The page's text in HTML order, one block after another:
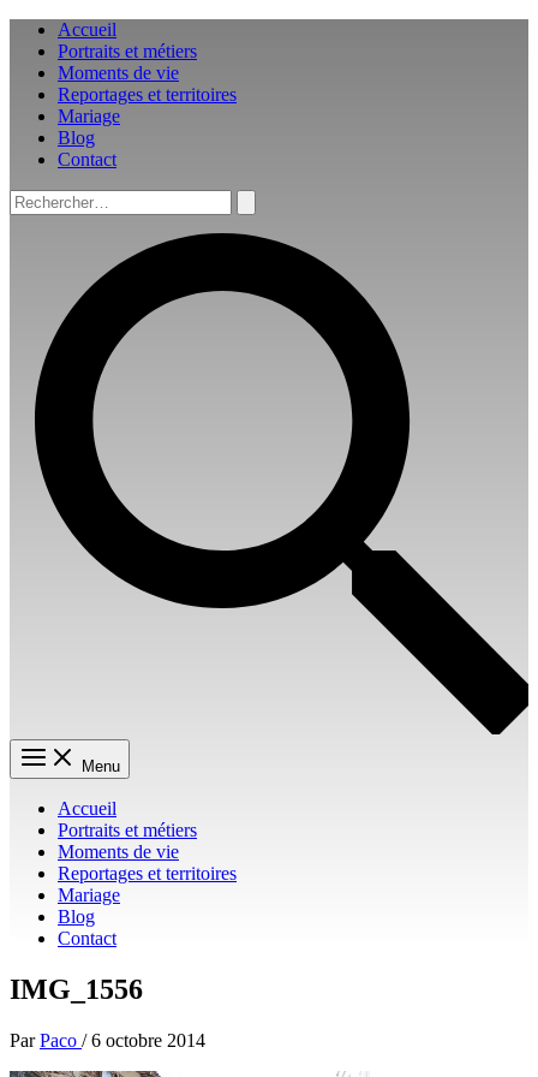
Aller
contenu
Accueil
Portraits et métiers
Moments de vie
Reportages et territoires
Mariage
Blog
Contact
Rechercher :
Menu
Accueil
Portraits et métiers
Moments de vie
Reportages et territoires
Mariage
Blog
Contact
IMG_1556
ParPaco /6 octobre 2014